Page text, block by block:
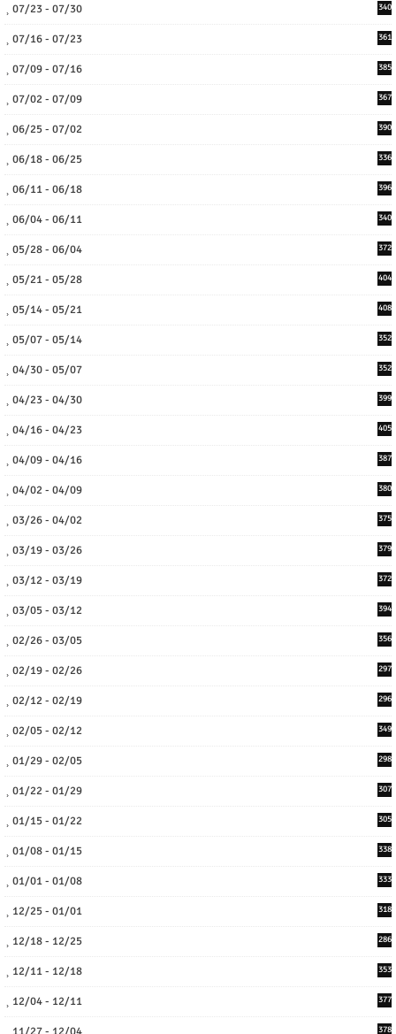
07/23 - 07/30 340
07/16 - 07/23 361
07/09 - 07/16 385
07/02 - 07/09 367
06/25 - 07/02 390
06/18 - 06/25 336
06/11 - 06/18 396
06/04 - 06/11 340
05/28 - 06/04 372
05/21 - 05/28 404
05/14 - 05/21 408
05/07 - 05/14 352
04/30 - 05/07 352
04/23 - 04/30 399
04/16 - 04/23 405
04/09 - 04/16 387
04/02 - 04/09 380
03/26 - 04/02 375
03/19 - 03/26 379
03/12 - 03/19 372
03/05 - 03/12 394
02/26 - 03/05 356
02/19 - 02/26 297
02/12 - 02/19 296
02/05 - 02/12 349
01/29 - 02/05 298
01/22 - 01/29 307
01/15 - 01/22 305
01/08 - 01/15 338
01/01 - 01/08 333
12/25 - 01/01 318
12/18 - 12/25 286
12/11 - 12/18 353
12/04 - 12/11 377
11/27 - 12/04 378